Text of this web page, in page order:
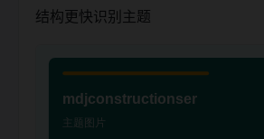
结构更快识别主题